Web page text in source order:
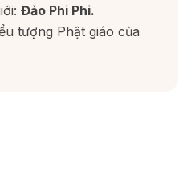
Đảo Phi Phi.
tượng Phật giáo của